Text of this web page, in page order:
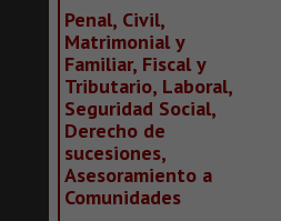
Penal, Civil,
Matrimonial y
Familiar, Fiscal y
Tributario, Laboral,
Seguridad Social,
Derecho de
sucesiones,
Asesoramiento a
Comunidades